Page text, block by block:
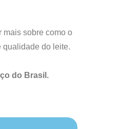
mais sobre como o
do leite.
do Brasil.